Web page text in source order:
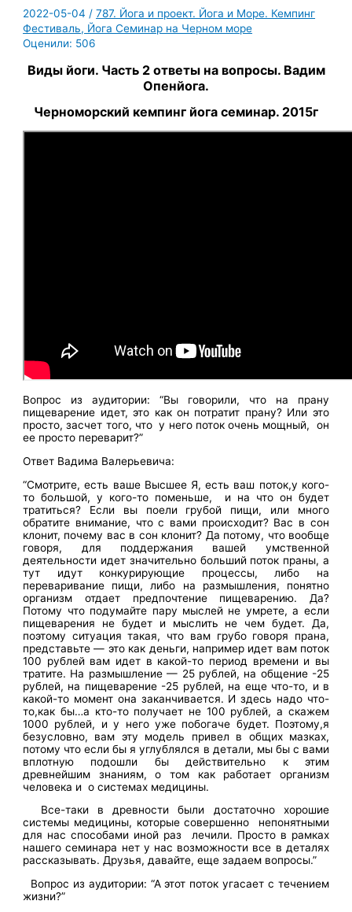
2022-05-04/787. Йога и проект. Йога и Море. Кемпинг
Фестиваль, Йога Семинар на Черном море
Оценили: 506
Виды йоги. Часть 2 ответы на вопросы. Вадим
Опенйога.
Черноморский кемпинг йога семинар. 2015г
Вопрос из аудитории: “Вы говорили, что на прану
пищеварение идет, это как он потратит прану? Или это
просто, засчет того, что у него поток очень мощный, он
ее просто переварит?”
Ответ Вадима Валерьевича:
“Смотрите, есть ваше Высшее Я, есть ваш поток,у кого-
то большой, у кого-то поменьше, и на что он будет
тратиться? Если вы поели грубой пищи, или много
обратите внимание, что с вами происходит? Вас в сон
клонит, почему вас в сон клонит? Да потому, что вообще
говоря, для поддержания вашей умственной
деятельности идет значительно больший поток праны, а
тут идут конкурирующие процессы, либо на
переваривание пищи, либо на размышления, понятно
организм отдает предпочтение пищеварению. Да?
Потому что подумайте пару мыслей не умрете, а если
пищеварения не будет и мыслить не чем будет. Да,
поэтому ситуация такая, что вам грубо говоря прана,
представьте — это как деньги, например идет вам поток
100 рублей вам идет в какой-то период времени и вы
тратите. На размышление — 25 рублей, на общение -25
рублей, на пищеварение -25 рублей, на еще что-то, и в
какой-то момент она заканчивается. И здесь надо что-
то,как бы…а кто-то получает не 100 рублей, а скажем
1000 рублей, и у него уже побогаче будет. Поэтому,я
безусловно, вам эту модель привел в общих мазках,
потому что если бы я углублялся в детали, мы бы с вами
вплотную подошли бы действительно к этим
древнейшим знаниям, о том как работает организм
человека и о системах медицины.
Все-таки в древности были достаточно хорошие
системы медицины, которые совершенно непонятными
для нас способами иной раз лечили. Просто в рамках
нашего семинара нет у нас возможности все в деталях
рассказывать. Друзья, давайте, еще задаем вопросы.”
Вопрос из аудитории: “А этот поток угасает с течением
жизни?”